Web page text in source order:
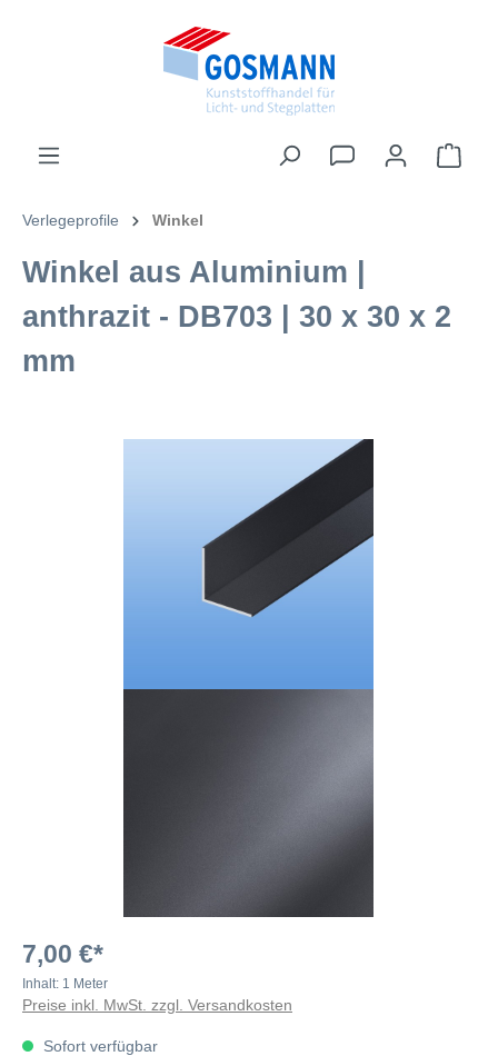
Verlegeprofile Winkel
Winkel aus Aluminium |
anthrazit - DB703 | 30 x 30 x 2
mm
7,00 €*
Inhalt: 1 Meter
Preise inkl. MwSt. zzgl. Versandkosten
Sofort verfügbar